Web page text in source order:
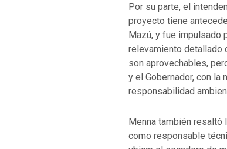
Por su parte, el
proyecto tiene
Mazú, y fue impulsado
relevamiento detallado
son aprovechables,
y el Gobernador, con la
responsabilidad
Menna también resaltó
como responsable